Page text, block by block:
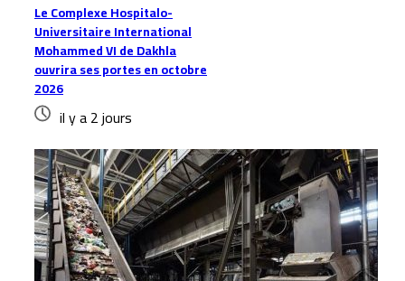
Le Complexe Hospitalo-
Universitaire International
Mohammed VI de Dakhla
ouvrira ses portes en octobre
2026
il y a 2 jours